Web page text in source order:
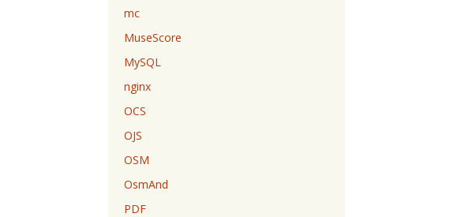
mc
MuseScore
MySQL
nginx
OCS
OJS
OSM
OsmAnd
PDF